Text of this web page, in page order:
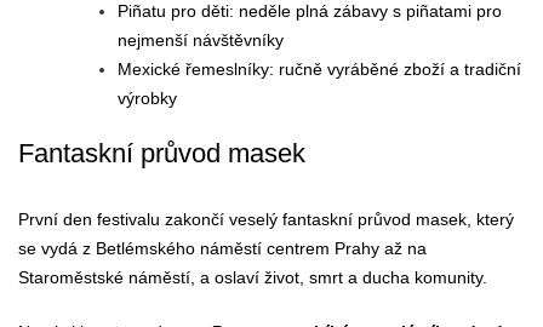
Piñatu pro děti: neděle plná zábavy s piñatami pro
nejmenší návštěvníky
Mexické řemeslníky: ručně vyráběné zboží a tradiční
výrobky
Fantaskní průvod masek
První den festivalu zakončí veselý fantaskní průvod masek, který
se vydá z Betlémského náměstí centrem Prahy až na
Staroměstské náměstí, a oslaví život, smrt a ducha komunity.